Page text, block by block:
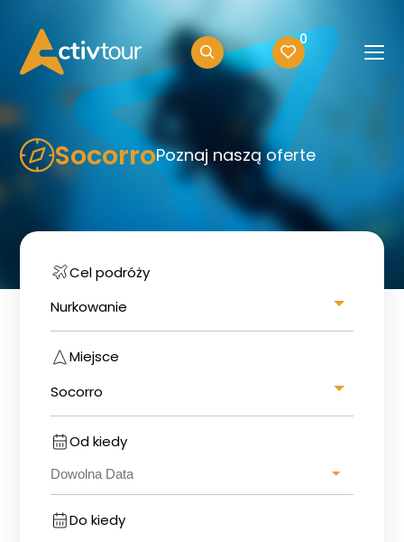
0
SocorroPoznaj naszą oferte
Cel podróży
Nurkowanie
Miejsce
Socorro
Od kiedy
Do kiedy